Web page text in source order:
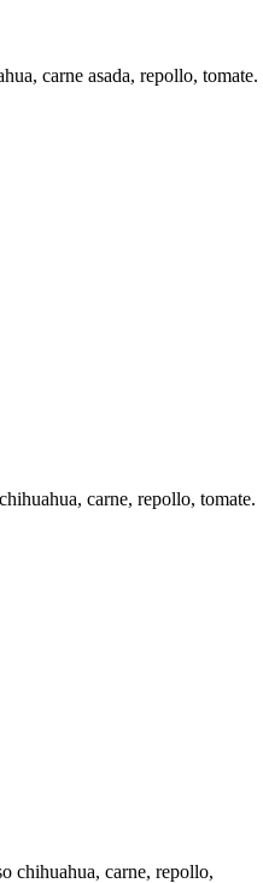
carne asada, repollo, tomate.
carne, repollo, tomate.
chihuahua, carne, repollo,